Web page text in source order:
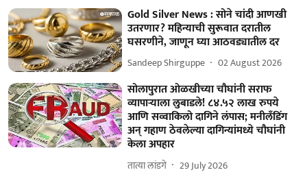
Gold Silver News : सोने चांदी आणखी
उतरणार? महिन्याची सुरूवात दरातील
घसरणीने, जाणून घ्या आठवड्यातील दर
Sandeep Shirguppe 02 August 2026
सोलापुरात ओळखीच्या चौघांनी सराफ
व्यापाऱ्याला लुबाडले! ८४.५२ लाख रुपये
आणि सव्वाकिलो दागिने लंपास; मनीलँडिंग
अन्‌ गहाण ठेवलेल्या दागिन्यांमध्ये चौघांनी
केला अपहार
तात्या लांडगे 29 July 2026